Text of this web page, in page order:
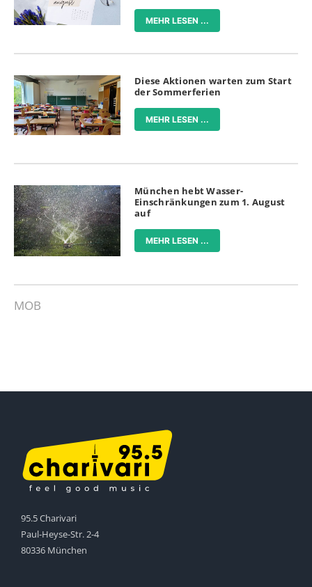
MEHR LESEN ...
Diese Aktionen warten zum Start
der Sommerferien
MEHR LESEN ...
München hebt Wasser-
Einschränkungen zum 1. August
auf
MEHR LESEN ...
MOB
95.5 Charivari
Paul-Heyse-Str. 2-4
80336 München